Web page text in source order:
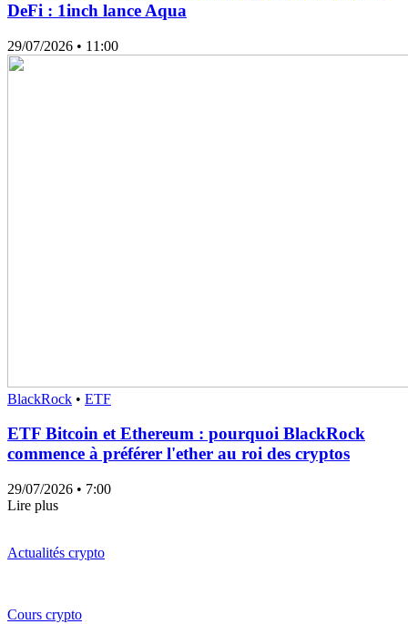
DeFi : 1inch lance Aqua
29/07/2026 • 11:00
BlackRock • ETF
ETF Bitcoin et Ethereum : pourquoi BlackRock
commence à préférer l'ether au roi des cryptos
29/07/2026 • 7:00
Lire plus
Actualités crypto
Cours crypto